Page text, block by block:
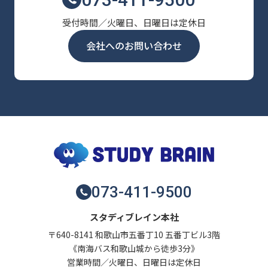
受付時間／火曜日、日曜日は定休日
会社へのお問い合わせ
073-411-9500
スタディブレイン本社
〒640-8141 和歌山市五番丁10 五番丁ビル3階
《南海バス和歌山城から徒歩3分》
営業時間／火曜日、日曜日は定休日